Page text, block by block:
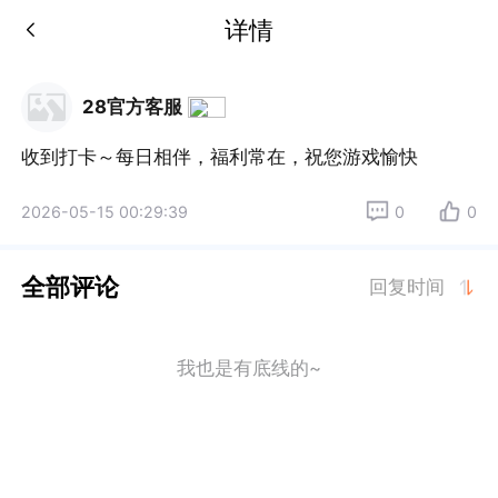
详情
28官方客服
收到打卡～每日相伴，福利常在，祝您游戏愉快
2026-05-15 00:29:39 0 0
全部评论 回复时间
我也是有底线的~